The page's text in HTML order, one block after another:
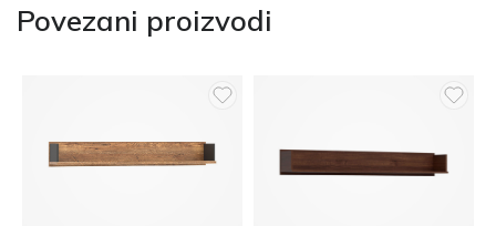
Povezani proizvodi